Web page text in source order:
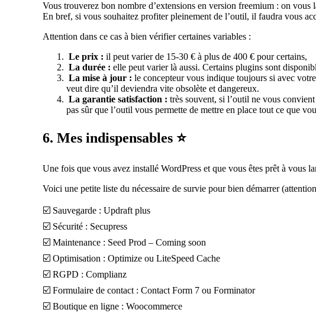
Vous trouverez bon nombre d’extensions en version freemium : on
En bref, si vous souhaitez profiter pleinement de l’outil, il faudra vous
Attention dans ce cas à bien vérifier certaines variables :
Le prix : il peut varier de 15-30 € à plus de 400 € pour certains,
La durée : elle peut varier là aussi. Certains plugins sont
La mise à jour : le concepteur vous indique toujours si avec
veut dire qu’il deviendra vite obsolète et dangereux.
La garantie satisfaction : très souvent, si l’outil ne vous
pas sûr que l’outil vous permette de mettre en place tout ce que
6. Mes indispensables ⭐️
Une fois que vous avez installé WordPress et que vous êtes prêt à vous
Voici une petite liste du nécessaire de survie pour bien démarrer
☑️ Sauvegarde : Updraft plus
☑️ Sécurité : Secupress
☑️ Maintenance : Seed Prod – Coming soon
☑️ Optimisation : Optimize ou LiteSpeed Cache
☑️ RGPD : Complianz
☑️ Formulaire de contact : Contact Form 7 ou Forminator
☑️ Boutique en ligne : Woocommerce